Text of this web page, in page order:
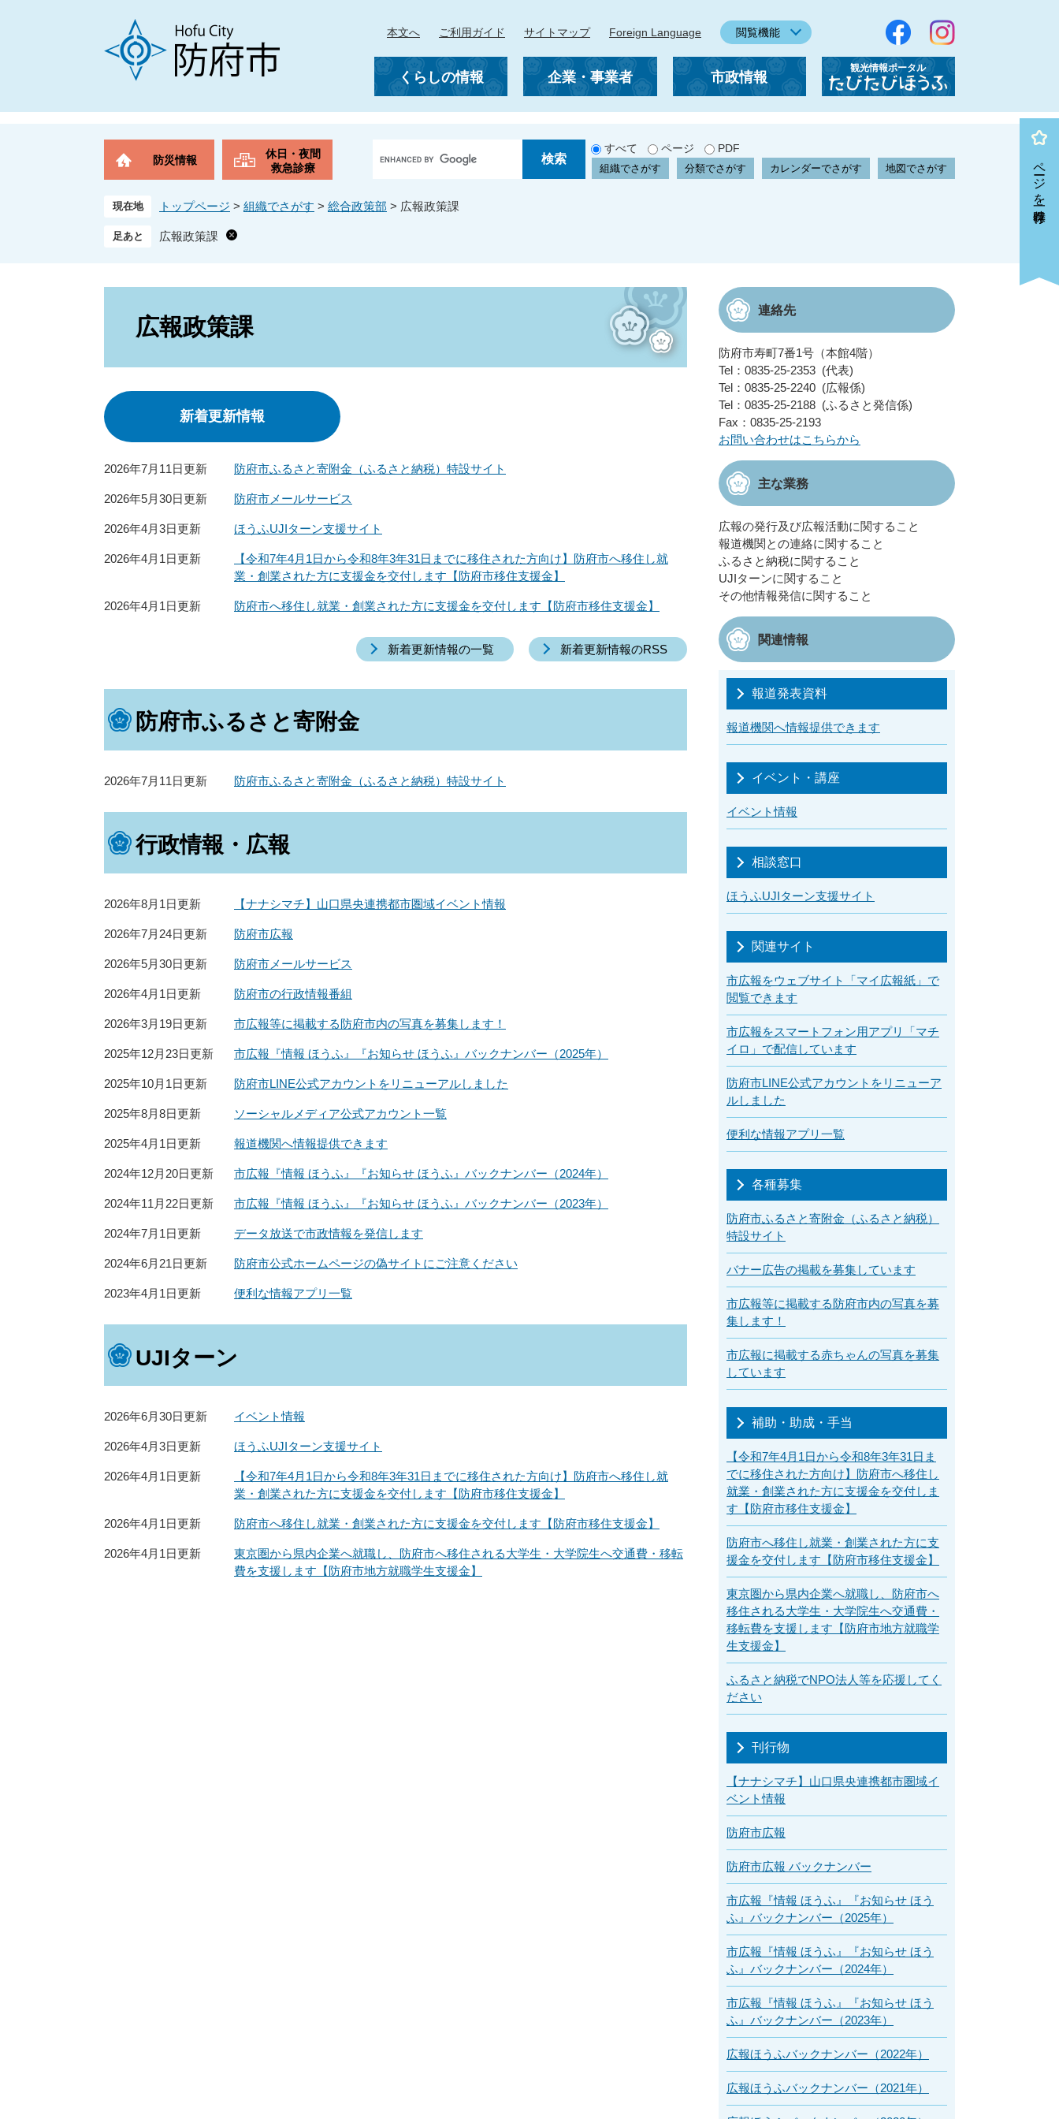
で
ば
本文へ ご利用ガイド サイトマップ Foreign Language 閲覧機能
くらしの情報 企業・事業者 市政情報
観光情報ポータル
「たびたびほうふ」
防災情報
休日・夜間
救急診療
g
l
すべて ページ PDF
組織でさがす 分類でさがす カレンダーでさがす 地図でさがす
現在地 トップページ > 組織でさがす > 総合政策部 > 広報政策課
広報政策課
広報政策課
新着更新情報
2026年7月11日更新 防府市ふるさと寄附金（ふるさと納税）特設サイト
2026年5月30日更新 防府市メールサービス
2026年4月3日更新 ほうふUJIターン支援サイト
2026年4月1日更新
【令和7年4月1日から令和8年3年31日までに移住された方向け】防府市へ移住し就
業・創業された方に支援金を交付します【防府市移住支援金】
2026年4月1日更新 防府市へ移住し就業・創業された方に支援金を交付します【防府市移住支援金】
新着更新情報の一覧 新着更新情報のRSS
防府市ふるさと寄附金
2026年7月11日更新 防府市ふるさと寄附金（ふるさと納税）特設サイト
行政情報・広報
2026年8月1日更新 【ナナシマチ】山口県央連携都市圏域イベント情報
2026年7月24日更新 防府市広報
2026年5月30日更新 防府市メールサービス
2026年4月1日更新 防府市の行政情報番組
2026年3月19日更新 市広報等に掲載する防府市内の写真を募集します！
2025年12月23日更新 市広報『情報 ほうふ』『お知らせ ほうふ』バックナンバー（2025年）
2025年10月1日更新 防府市LINE公式アカウントをリニューアルしました
2025年8月8日更新 ソーシャルメディア公式アカウント一覧
2025年4月1日更新 報道機関へ情報提供できます
2024年12月20日更新 市広報『情報 ほうふ』『お知らせ ほうふ』バックナンバー（2024年）
2024年11月22日更新 市広報『情報 ほうふ』『お知らせ ほうふ』バックナンバー（2023年）
2024年7月1日更新 データ放送で市政情報を発信します
2024年6月21日更新 防府市公式ホームページの偽サイトにご注意ください
2023年4月1日更新 便利な情報アプリ一覧
UJIターン
2026年6月30日更新 イベント情報
2026年4月3日更新 ほうふUJIターン支援サイト
2026年4月1日更新
【令和7年4月1日から令和8年3年31日までに移住された方向け】防府市へ移住し就
業・創業された方に支援金を交付します【防府市移住支援金】
2026年4月1日更新 防府市へ移住し就業・創業された方に支援金を交付します【防府市移住支援金】
2026年4月1日更新
東京圏から県内企業へ就職し、防府市へ移住される大学生・大学院生へ交通費・移転
費を支援します【防府市地方就職学生支援金】
連絡先
防府市寿町7番1号（本館4階）
Tel：0835-25-2353
代表
Tel：0835-25-2240
広報係
Tel：0835-25-2188
ふるさと発信係
Fax：0835-25-2193
お問い合わせはこちらから
主な業務
広報の発行及び広報活動に関すること
報道機関との連絡に関すること
ふるさと納税に関すること
UJIターンに関すること
その他情報発信に関すること
関連情報
報道発表資料
報道機関へ情報提供できます
イベント・講座
イベント情報
相談窓口
ほうふUJIターン支援サイト
関連サイト
市広報をウェブサイト「マイ広報紙」で
閲覧できます
市広報をスマートフォン用アプリ「マチ
イロ」で配信しています
防府市LINE公式アカウントをリニューア
ルしました
便利な情報アプリ一覧
各種募集
防府市ふるさと寄附金（ふるさと納税）
特設サイト
バナー広告の掲載を募集しています
市広報等に掲載する防府市内の写真を募
集します！
市広報に掲載する赤ちゃんの写真を募集
しています
補助・助成・手当
【令和7年4月1日から令和8年3年31日ま
でに移住された方向け】防府市へ移住し
就業・創業された方に支援金を交付しま
す【防府市移住支援金】
防府市へ移住し就業・創業された方に支
援金を交付します【防府市移住支援金】
東京圏から県内企業へ就職し、防府市へ
移住される大学生・大学院生へ交通費・
移転費を支援します【防府市地方就職学
生支援金】
ふるさと納税でNPO法人等を応援してく
ださい
刊行物
【ナナシマチ】山口県央連携都市圏域イ
ベント情報
防府市広報
防府市広報 バックナンバー
市広報『情報 ほうふ』『お知らせ ほう
ふ』バックナンバー（2025年）
市広報『情報 ほうふ』『お知らせ ほう
ふ』バックナンバー（2024年）
市広報『情報 ほうふ』『お知らせ ほう
ふ』バックナンバー（2023年）
広報ほうふバックナンバー（2022年）
広報ほうふバックナンバー（2021年）
ページを一時保存